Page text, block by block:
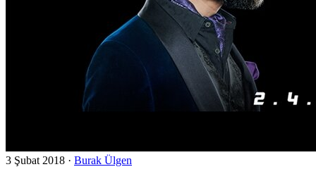
3 Şubat 2018 · Burak Ülgen